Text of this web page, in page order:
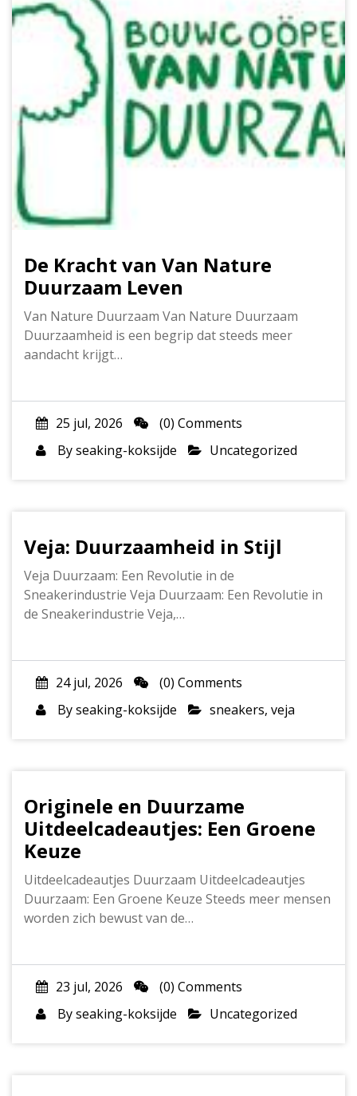
De Kracht van Van Nature
Duurzaam Leven
Van Nature Duurzaam Van Nature Duurzaam
Duurzaamheid is een begrip dat steeds meer
aandacht krijgt…
25 jul, 2026
(0) Comments
Byseaking-koksijde Uncategorized
Veja: Duurzaamheid in Stijl
Veja Duurzaam: Een Revolutie in de
Sneakerindustrie Veja Duurzaam: Een Revolutie in
de Sneakerindustrie Veja,…
24 jul, 2026
(0) Comments
Byseaking-koksijde sneakers, veja
Originele en Duurzame
Uitdeelcadeautjes: Een Groene
Keuze
Uitdeelcadeautjes Duurzaam Uitdeelcadeautjes
Duurzaam: Een Groene Keuze Steeds meer mensen
worden zich bewust van de…
23 jul, 2026
(0) Comments
Byseaking-koksijde Uncategorized